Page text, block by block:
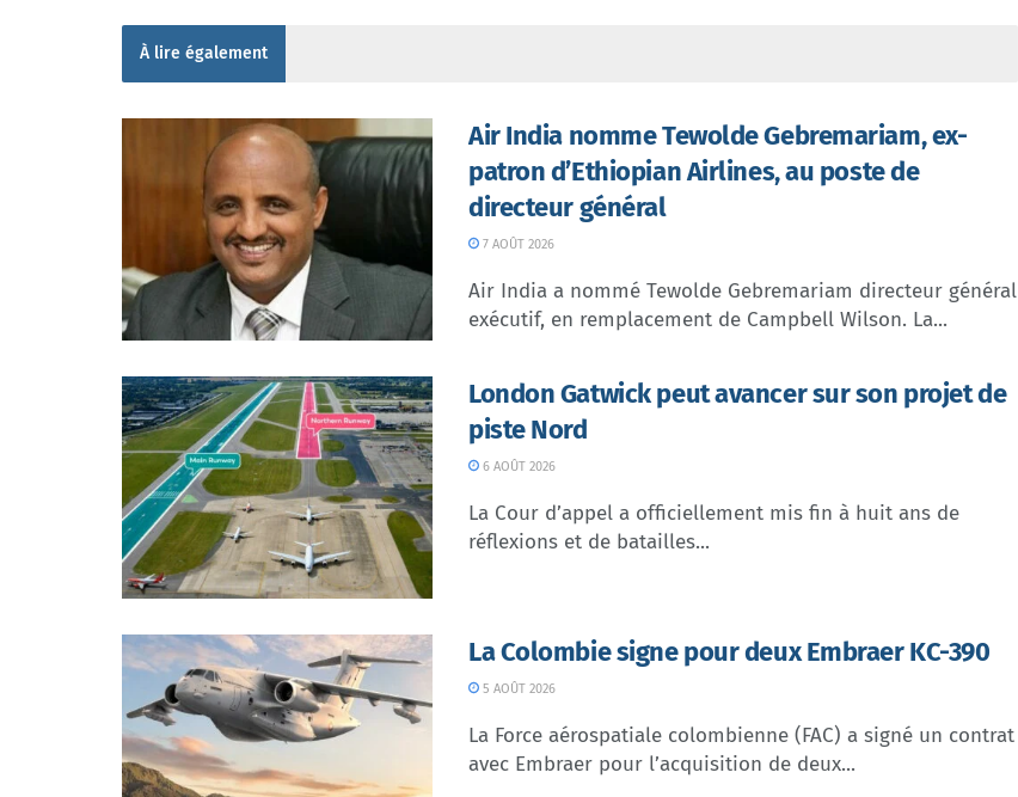
À lire également
Air India nomme Tewolde Gebremariam, ex-
patron d’Ethiopian Airlines, au poste de
directeur général
7 AOÛT 2026
Air India a nommé Tewolde Gebremariam directeur général
exécutif, en remplacement de Campbell Wilson. La...
London Gatwick peut avancer sur son projet de
piste Nord
6 AOÛT 2026
La Cour d’appel a officiellement mis fin à huit ans de
réflexions et de batailles...
La Colombie signe pour deux Embraer KC-390
5 AOÛT 2026
La Force aérospatiale colombienne (FAC) a signé un contrat
avec Embraer pour l’acquisition de deux...